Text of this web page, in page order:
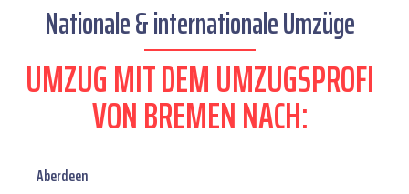
Nationale & internationale Umzüge
UMZUG MIT DEM UMZUGSPROFI
VON BREMEN NACH:
Aberdeen